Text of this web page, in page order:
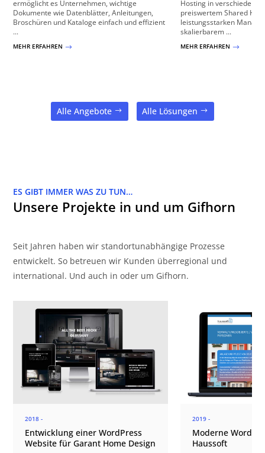
ermöglicht es Unternehmen, wichtige
Dokumente wie Datenblätter, Anleitungen,
Broschüren und Kataloge einfach und effizient
...
MEHR ERFAHREN $
Hosting in
preiswertem Shared
leistungsstarken
skalierbarem ...
MEHR ERFAHREN $
Alle Angebote Alle Lösungen
ES GIBT IMMER WAS ZU TUN…
Unsere Projekte in und um Gifhorn
Seit Jahren haben wir standortunabhängige Prozesse
entwickelt. So betreuen wir Kunden überregional und
international. Und auch in oder um Gifhorn.
2018 -
Entwicklung einer WordPress
Website für Garant Home Design
2019 -
Moderne
Haussoft